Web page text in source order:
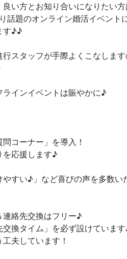
い方とお知り合いになりたい
題のオンライン婚活イベント
す♪♪
スタッフが手際よくこなします
インイベントは賑やかに♪
コーナー」を導入！
を応援します♪
すい♪」など喜びの声を多数い
絡先交換はフリー♪
換タイム」を必ず設けていま
夫しています！